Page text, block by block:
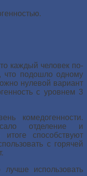
каждый человек по-
что подошло одному
нулевой вариант
с уровнем 3
комедогенности.
отделение и
способствуют
с горячей
использовать